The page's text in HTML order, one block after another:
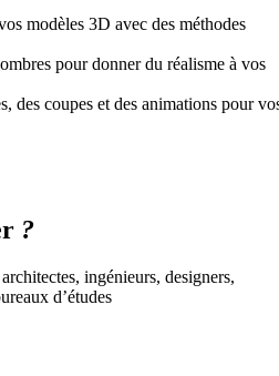
modèles 3D avec des méthodes
pour donner du réalisme à vos
des coupes et des animations pour
?
ingénieurs, designers,
d’études